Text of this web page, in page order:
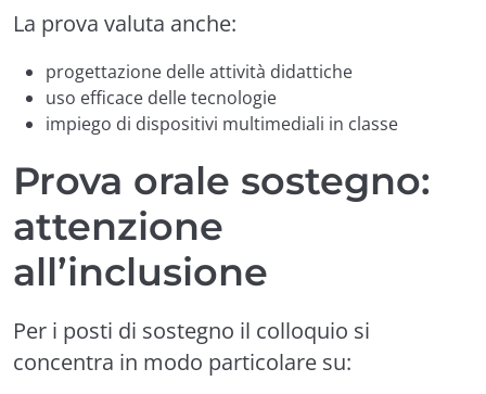
La prova valuta anche:
progettazione delle attività didattiche
uso efficace delle tecnologie
impiego di dispositivi multimediali in classe
Prova orale sostegno:
attenzione
all’inclusione
Per i posti di sostegno il colloquio si
concentra in modo particolare su: